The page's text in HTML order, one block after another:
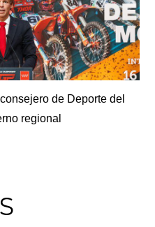
de Deporte del
regional